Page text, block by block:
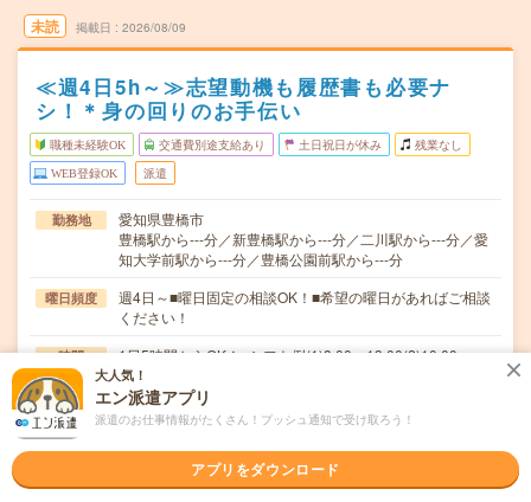
未読 掲載日 2026/08/09
≪週4日5h～≫志望動機も履歴書も必要ナ
シ！＊身の回りのお手伝い
職種未経験OK 交通費別途支給あり 土日祝日が休み 残業なし
WEB登録OK 派遣
勤務地
愛知県豊橋市
豊橋駅から---分／新豊橋駅から---分／二川駅から---分／愛
知大学前駅から---分／豊橋公園前駅から---分
曜日頻度
週4日～■曜日固定の相談OK！■希望の曜日があればご相談
ください！
時間
1日5時間からOK！■シフト例(1)8:00～13:00(2)10:00～
15:00(3)12:00…
期間
【積極採用中！】＊1年以上勤務している方が多数！ご応
募から最短2～3日後の就業も相談可能です！
無資格未経験：時給1350円～ ■週払いOK ■扶養内OK
大人気！
エン派遣アプリ
派遣のお仕事情報がたくさん！プッシュ通知で受け取ろう！
アプリをダウンロード